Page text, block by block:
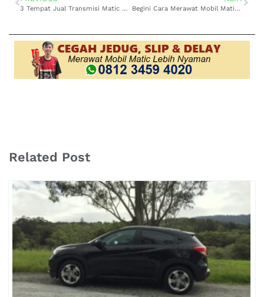
3 Tempat Jual Transmisi Matic Copotan Asli dan Murah di Jakarta Begini Cara Merawat Mobil Matic Honda Yang Benar Supaya Mesin Awet
Related Post